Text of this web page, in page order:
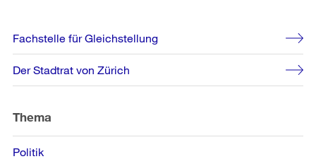
Weitere
Informationen
Fachstelle für Gleichstellung
Der Stadtrat von Zürich
Thema
Politik